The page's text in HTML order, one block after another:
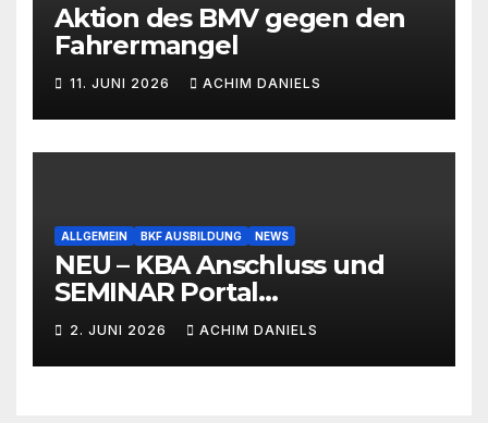
Aktion des BMV gegen den
Fahrermangel
11. JUNI 2026 ACHIM DANIELS
ALLGEMEIN BKF AUSBILDUNG NEWS
NEU – KBA Anschluss und
SEMINAR Portal
AKTIONSPREISE!!! Bis zu 50%
RABATT
2. JUNI 2026 ACHIM DANIELS